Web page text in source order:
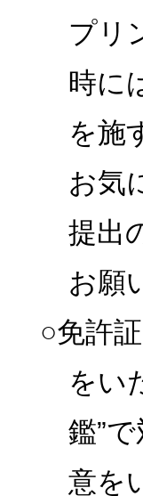
プリ
時に
を施
お気
提出
お願
○免許
をい
鑑”
意を